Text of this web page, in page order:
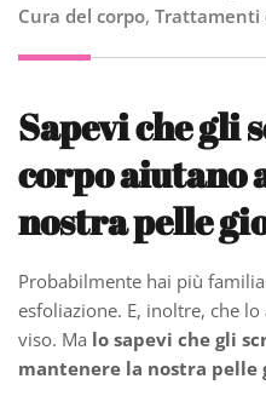
Cura del corpo, Trattamenti
Sapevi che gli
corpo aiutano
nostra pelle
Probabilmente hai più
esfoliazione. E, inoltre, che
viso. Ma lo sapevi che gli
mantenere la nostra pelle